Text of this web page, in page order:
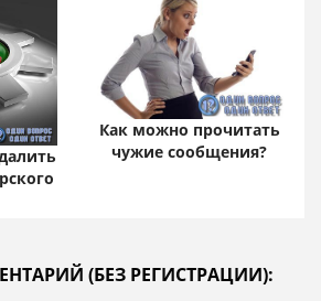
Как можно прочитать
чужие сообщения?
(БЕЗ РЕГИСТРАЦИИ):